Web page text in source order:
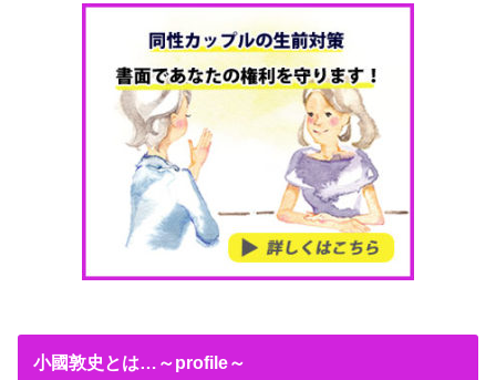
小國敦史とは…～profile～